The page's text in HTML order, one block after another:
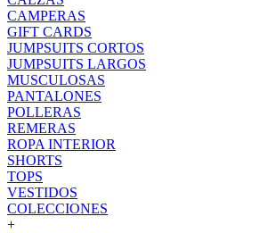
CAMPERAS
GIFT CARDS
JUMPSUITS CORTOS
JUMPSUITS LARGOS
MUSCULOSAS
PANTALONES
POLLERAS
REMERAS
ROPA INTERIOR
SHORTS
TOPS
VESTIDOS
COLECCIONES
+